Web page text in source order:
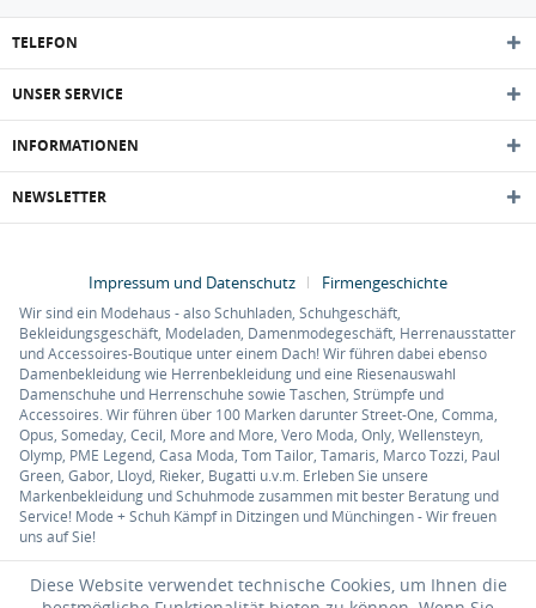
TELEFON
UNSER SERVICE
INFORMATIONEN
NEWSLETTER
Impressum und Datenschutz Firmengeschichte
Wir sind ein Modehaus - also Schuhladen, Schuhgeschäft,
Bekleidungsgeschäft, Modeladen, Damenmodegeschäft, Herrenausstatter
und Accessoires-Boutique unter einem Dach! Wir führen dabei ebenso
Damenbekleidung wie Herrenbekleidung und eine Riesenauswahl
Damenschuhe und Herrenschuhe sowie Taschen, Strümpfe und
Accessoires. Wir führen über 100 Marken darunter Street-One, Comma,
Opus, Someday, Cecil, More and More, Vero Moda, Only, Wellensteyn,
Olymp, PME Legend, Casa Moda, Tom Tailor, Tamaris, Marco Tozzi, Paul
Green, Gabor, Lloyd, Rieker, Bugatti u.v.m. Erleben Sie unsere
Markenbekleidung und Schuhmode zusammen mit bester Beratung und
Service! Mode + Schuh Kämpf in Ditzingen und Münchingen - Wir freuen
uns auf Sie!
Diese Website verwendet technische Cookies, um Ihnen die